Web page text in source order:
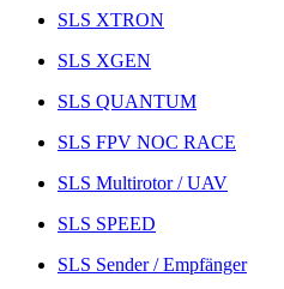
SLS XTRON
SLS XGEN
SLS QUANTUM
SLS FPV NOC RACE
SLS Multirotor / UAV
SLS SPEED
SLS Sender / Empfänger